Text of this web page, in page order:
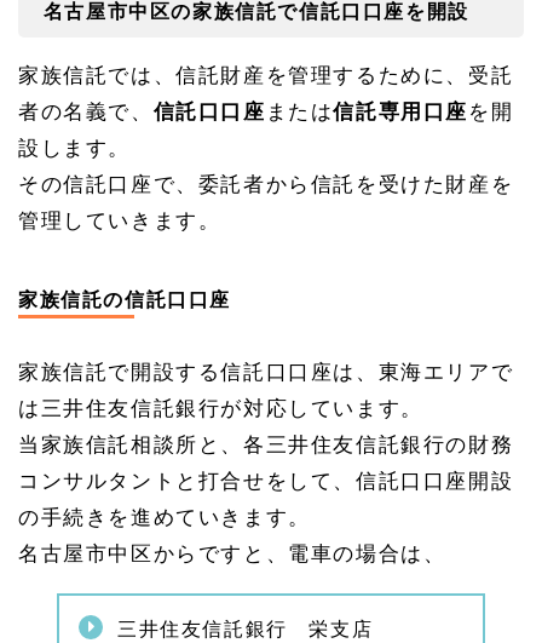
屋市
族信
よる
税務
申告
1.
5.
屋中
税務
地・
電話
番号
1.
6
屋市
中区
で家
使う
名古屋市中区の家族信託で信託口口座を開設
家族信託では、信託財産を管理するために、受託
者の名義で、 信託口口座 または信託専用口座 を開
設します。
その信託口座で、委託者から信託を受けた財産を
管理していきます。
家族信託の信託口口座
家族信託で開設する信託口口座は、東海エリアで
は三井住友信託銀行が対応しています。
当家族信託相談所と、各三井住友信託銀行の財務
コンサルタントと打合せをして、信託口口座開設
の手続きを進めていきます。
名古屋市中区からですと、電車の場合は、
三井住友信託銀行 栄支店